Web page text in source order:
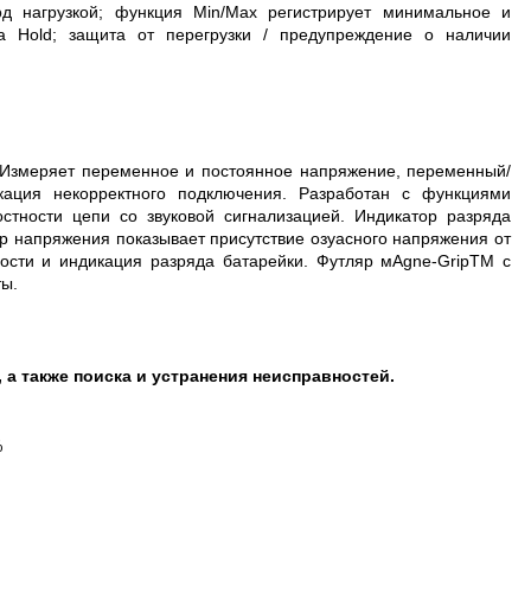
нагрузкой; функция Min/Max регистрирует минимальное и
защита от перегрузки / предупреждение о наличии
переменное и постоянное напряжение, переменный/
некорректного подключения. Разработан с функциями
цепи со звуковой сигнализацией. Индикатор разряда
показывает присутствие озуасного напряжения от
и индикация разряда батарейки. Футляр мАgne-GripTM с
поиска и устранения неисправностей.